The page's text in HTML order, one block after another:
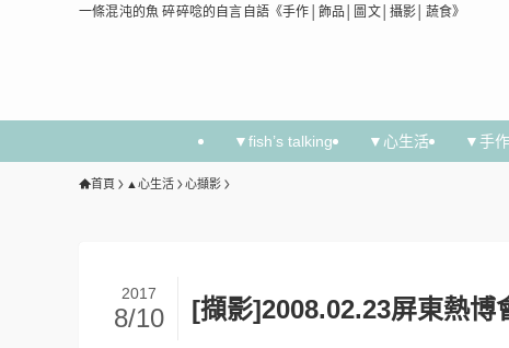
一條混沌的魚 碎碎唸的自言自語《手作│飾品│圖文│攝影│蔬食》
▼fish’s talking ▼心生活 ▼手
首頁 ▲心生活 心擷影
[擷影]2008.02.23屏東熱
2017
8/10